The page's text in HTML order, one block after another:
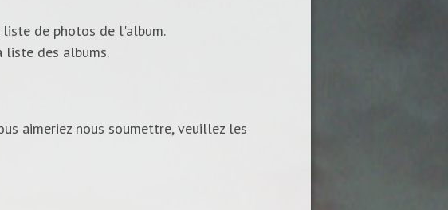
de photos de l'album.
liste des albums.
aimeriez nous soumettre, veuillez les